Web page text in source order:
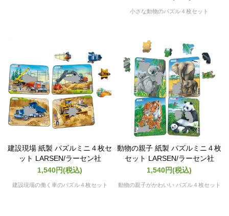
小さな動物のパズル４枚セット
建設現場 紙製 パズルミニ４枚セ
ット LARSEN/ラーセン社
1,540円(税込)
建設現場の働く車のパズル４枚セット
動物の親子 紙製 パズルミニ４枚
セット LARSEN/ラーセン社
1,540円(税込)
動物の親子がかわいい パズル４枚セット